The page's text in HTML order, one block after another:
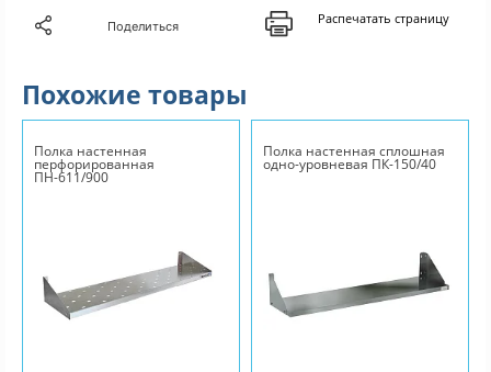
Поделиться Распечатать страницу
Похожие товары
Полка настенная
перфорированная
ПН-611/900
Полка настенная сплошная
одно-уровневая ПК-150/40